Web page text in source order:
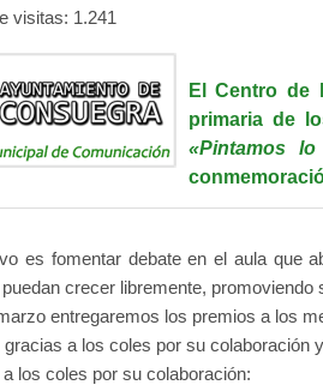
visitas: 1.241
El Centro de
primaria de
«Pintamos
es fomentar debate en el aula que
crecer libremente,
entregaremos los premios a los
a los coles por su colaboración
los coles por su colaboración: